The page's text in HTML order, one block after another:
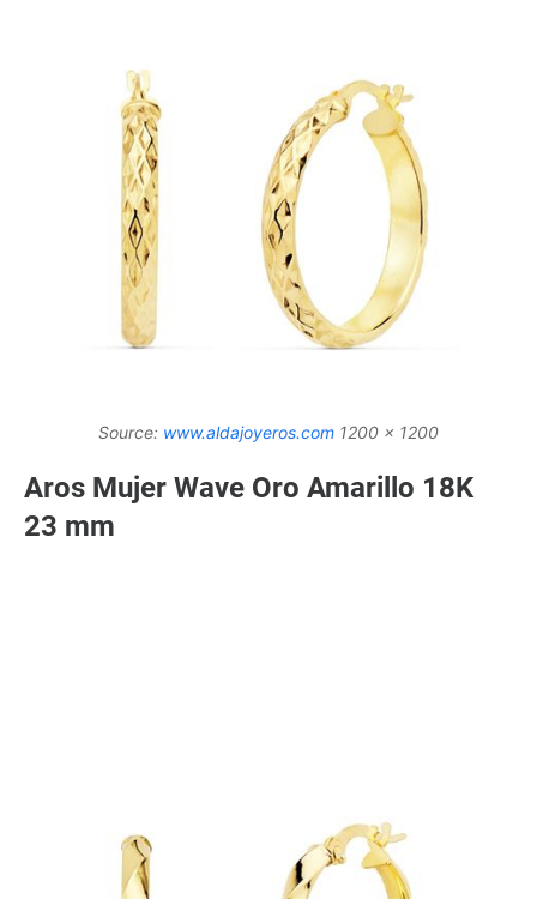
Source: www.aldajoyeros.com 1200 x 1200
Aros Mujer Wave Oro Amarillo 18K
23 mm